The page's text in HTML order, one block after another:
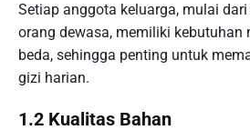
Setiap anggota keluarga, mulai
orang dewasa, memiliki kebutuhan
beda, sehingga penting untuk
gizi harian.
1.2 Kualitas Bahan